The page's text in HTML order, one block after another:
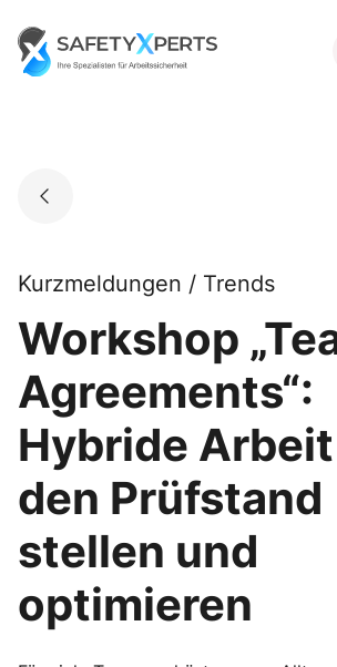
content
Go to landing page.
Kurzmeldungen / Trends
Workshop
Agreements“:
Hybride
den Prüfstand
stellen und
optimieren